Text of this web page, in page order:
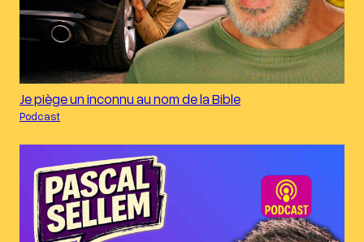
Je piège un inconnu au nom de la Bible
Podcast